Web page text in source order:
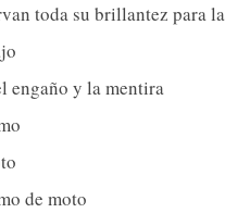
toda su brillantez para la
engaño y la mentira
de moto